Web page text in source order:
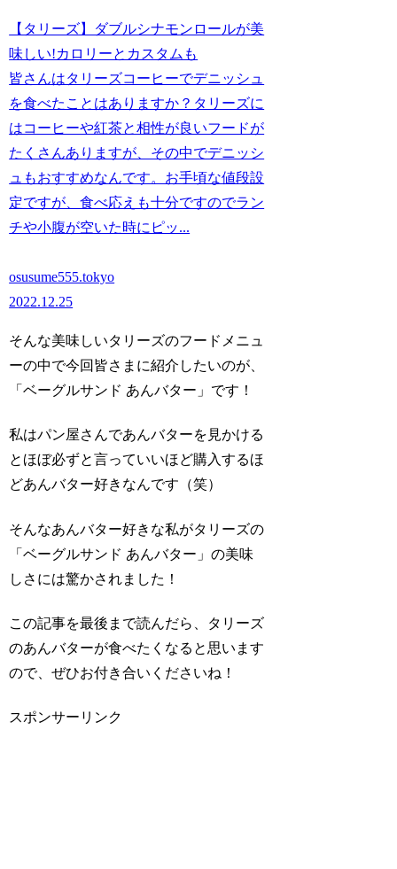
【タリーズ】ダブルシナモンロールが美
味しい!カロリーとカスタムも
皆さんはタリーズコーヒーでデニッシュ
を食べたことはありますか？タリーズに
はコーヒーや紅茶と相性が良いフードが
たくさんありますが、その中でデニッシ
ュもおすすめなんです。お手頃な値段設
定ですが、食べ応えも十分ですのでラン
チや小腹が空いた時にピッ...
osusume555.tokyo
2022.12.25
そんな美味しいタリーズのフードメニュ
ーの中で今回皆さまに紹介したいのが、
「ベーグルサンド あんバター」 です！
私はパン屋さんであんバターを見かける
とほぼ必ずと言っていいほど購入するほ
どあんバター好きなんです（笑）
そんなあんバター好きな私がタリーズの
「ベーグルサンド あんバター」の美味
しさには驚かされました！
この記事を最後まで読んだら、タリーズ
のあんバターが食べたくなると思います
ので、ぜひお付き合いくださいね！
スポンサーリンク